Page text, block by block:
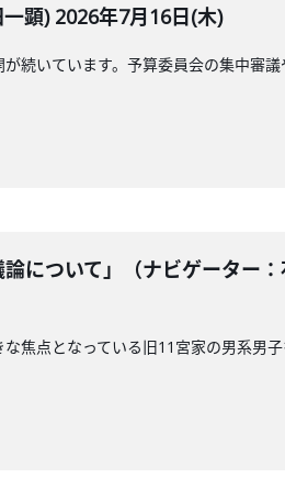
顕) 2026年7月16日(木)
続いています。予算委員会の集中審
について」（ナビゲーター
焦点となっている旧11宮家の男系男